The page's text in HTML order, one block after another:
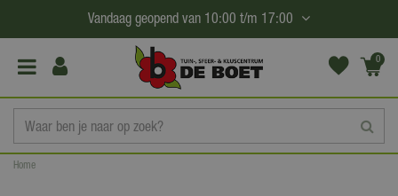
a
Home
Vandaag geopend van 10:00 t/m 17:00
0
(€0,